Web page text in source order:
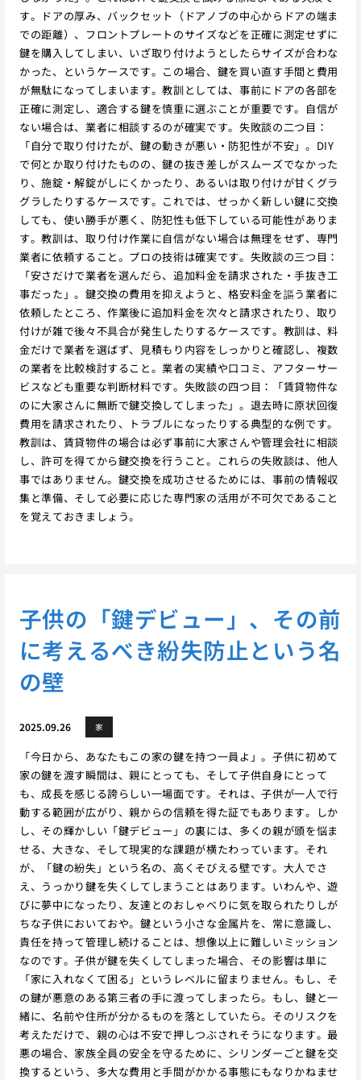
す。ドアの厚み、バックセット（ドアノブの中心からドアの端ま
での距離）、フロントプレートのサイズなどを正確に測定せずに
鍵を購入してしまい、いざ取り付けようとしたらサイズが合わな
かった、というケースです。この場合、鍵を買い直す手間と費用
が無駄になってしまいます。教訓としては、事前にドアの各部を
正確に測定し、適合する鍵を慎重に選ぶことが重要です。自信が
ない場合は、業者に相談するのが確実です。失敗談の二つ目：
「自分で取り付けたが、鍵の動きが悪い・防犯性が不安」。DIY
で何とか取り付けたものの、鍵の抜き差しがスムーズでなかった
り、施錠・解錠がしにくかったり、あるいは取り付けが甘くグラ
グラしたりするケースです。これでは、せっかく新しい鍵に交換
しても、使い勝手が悪く、防犯性も低下している可能性がありま
す。教訓は、取り付け作業に自信がない場合は無理をせず、専門
業者に依頼すること。プロの技術は確実です。失敗談の三つ目：
「安さだけで業者を選んだら、追加料金を請求された・手抜き工
事だった」。鍵交換の費用を抑えようと、格安料金を謳う業者に
依頼したところ、作業後に追加料金を次々と請求されたり、取り
付けが雑で後々不具合が発生したりするケースです。教訓は、料
金だけで業者を選ばず、見積もり内容をしっかりと確認し、複数
の業者を比較検討すること。業者の実績や口コミ、アフターサー
ビスなども重要な判断材料です。失敗談の四つ目：「賃貸物件な
のに大家さんに無断で鍵交換してしまった」。退去時に原状回復
費用を請求されたり、トラブルになったりする典型的な例です。
教訓は、賃貸物件の場合は必ず事前に大家さんや管理会社に相談
し、許可を得てから鍵交換を行うこと。これらの失敗談は、他人
事ではありません。鍵交換を成功させるためには、事前の情報収
集と準備、そして必要に応じた専門家の活用が不可欠であること
を覚えておきましょう。
子供の「鍵デビュー」、その前
に考えるべき紛失防止という名
の壁
2025.09.26 家
「今日から、あなたもこの家の鍵を持つ一員よ」。子供に初めて
家の鍵を渡す瞬間は、親にとっても、そして子供自身にとって
も、成長を感じる誇らしい一場面です。それは、子供が一人で行
動する範囲が広がり、親からの信頼を得た証でもあります。しか
し、その輝かしい「鍵デビュー」の裏には、多くの親が頭を悩ま
せる、大きな、そして現実的な課題が横たわっています。それ
が、「鍵の紛失」という名の、高くそびえる壁です。大人でさ
え、うっかり鍵を失くしてしまうことはあります。いわんや、遊
びに夢中になったり、友達とのおしゃべりに気を取られたりしが
ちな子供においておや。鍵という小さな金属片を、常に意識し、
責任を持って管理し続けることは、想像以上に難しいミッション
なのです。子供が鍵を失くしてしまった場合、その影響は単に
「家に入れなくて困る」というレベルに留まりません。もし、そ
の鍵が悪意のある第三者の手に渡ってしまったら。もし、鍵と一
緒に、名前や住所が分かるものを落としていたら。そのリスクを
考えただけで、親の心は不安で押しつぶされそうになります。最
悪の場合、家族全員の安全を守るために、シリンダーごと鍵を交
換するという、多大な費用と手間がかかる事態にもなりかねませ